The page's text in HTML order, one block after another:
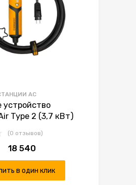
AC
устройство
Type 2 (3,7 кВт)
(0 отзывов)
18 540
в один клик